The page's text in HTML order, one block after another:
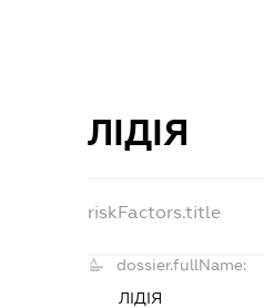
ЛІДІЯ
riskFactors.title
dossier.fullName:
ЛІДІЯ